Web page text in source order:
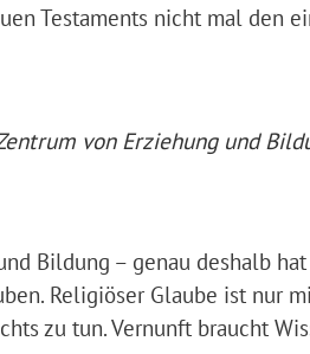
Testaments nicht mal den
von Erziehung und
Bildung – genau deshalb
Religiöser Glaube ist nur
zu tun. Vernunft braucht